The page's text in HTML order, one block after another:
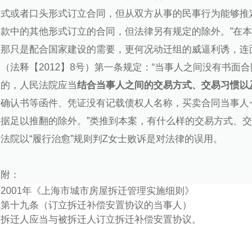
式或者口头形式订立合同，但从双方从事的民事行为能够
款中的其他形式订立的合同，但法律另有规定的除外。”在
那只是配合国家建设的需要，更何况动迁组的威逼利诱，
（法释【2012】8号）第一条规定：“当事人之间没有书面
的，人民法院应当结合当事人之间的交易方式、交易习惯以
确认书等函件、凭证没有记载债权人名称，买卖合同当事
据足以推翻的除外。”类推到本案，有什么样的交易方式、
法院以“履行治愈”规则判Z女士败诉是对法律的误用。
附：
2001年《上海市城市房屋拆迁管理实施细则》
第十九条（订立拆迁补偿安置协议的当事人）
拆迁人应当与被拆迁人订立拆迁补偿安置协议。